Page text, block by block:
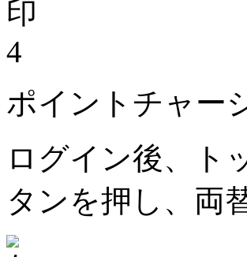
4
ポイントチャー
ログイン後、ト
タンを押し、両